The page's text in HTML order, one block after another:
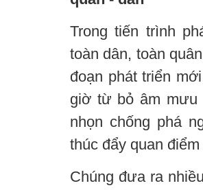
Trong tiến trình
toàn dân, toàn
đoạn phát triển
giờ từ bỏ âm mưu
nhọn chống phá
thúc đẩy quan điểm
Chúng đưa ra